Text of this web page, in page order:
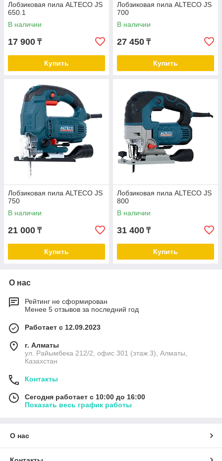
Лобзиковая пила ALTECO JS
650.1
В наличии
17 900 ₸
Купить
Лобзиковая пила ALTECO JS
700
В наличии
27 450 ₸
Купить
Лобзиковая пила ALTECO JS
750
В наличии
21 000 ₸
Купить
Лобзиковая пила ALTECO JS
800​
В наличии
31 400 ₸
Купить
О нас
Рейтинг не сформирован
Менее 5 отзывов за последний год
Работает с 12.09.2023
г. Алматы
ул. Райымбека 212/2, офис 301 (этаж 3), Алматы,
Казахстан
Контакты
Сегодня работает с 10:00 до 16:00
Показать весь график работы
О нас